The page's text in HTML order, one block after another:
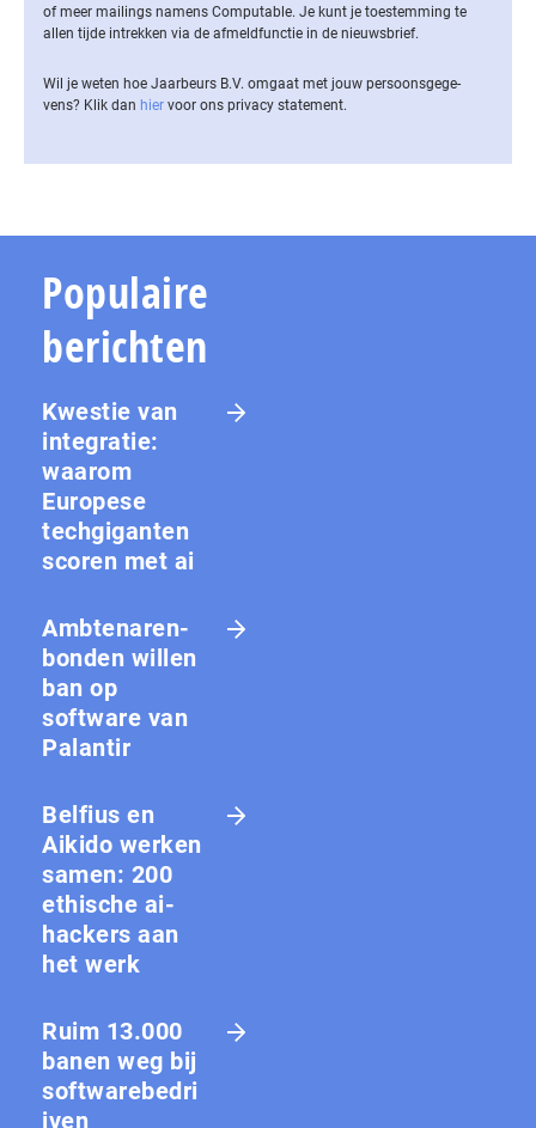
of meer mailings namens Computable. Je kunt je toestemming te
allen tijde intrekken via de af­meld­func­tie in de nieuwsbrief.
Wil je weten hoe Jaarbeurs B.V. omgaat met jouw per­soons­ge­ge­
vens? Klik dan hier voor ons privacy statement.
Populaire
berichten
Kwestie van
integratie:
waarom
Europese
techgiganten
scoren met ai
Amb­te­na­ren­
bon­den willen
ban op
software van
Palantir
Belfius en
Aikido werken
samen: 200
ethische ai-
hackers aan
het werk
Ruim 13.000
banen weg bij
softwarebedri
jven